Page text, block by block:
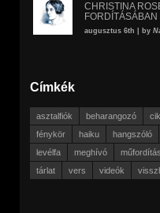
CHRISTINA
FORDÍTÁSÁBAN
augusztus 6th | by
Címkék
asztalfiók beharangozó
fénykör
haiku hangszóló
levélfa
meghívó műfordítás
tárlat
vers videók